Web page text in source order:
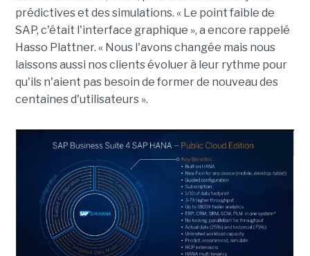
prédictives et des simulations. « Le point faible de
SAP, c'était l'interface graphique », a encore rappelé
Hasso Plattner. « Nous l'avons changée mais nous
laissons aussi nos clients évoluer à leur rythme pour
qu'ils n'aient pas besoin de former de nouveau des
centaines d'utilisateurs ».